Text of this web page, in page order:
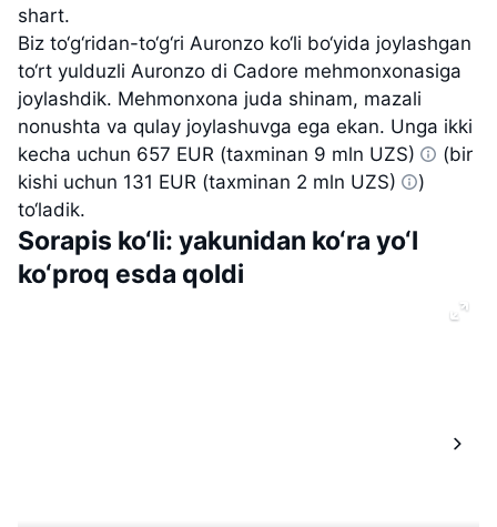
shart.
Biz to‘g‘ridan-to‘g‘ri Auronzo ko‘li bo‘yida joylashgan
to‘rt yulduzli Auronzo di Cadore mehmonxonasiga
joylashdik. Mehmonxona juda shinam, mazali
nonushta va qulay joylashuvga ega ekan. Unga ikki
kecha uchun 657 EUR (taxminan 9 mln UZS)
(bir
kishi uchun 131 EUR (taxminan 2 mln UZS)
)
to‘ladik.
Sorapis ko‘li: yakunidan ko‘ra yo‘l
ko‘proq esda qoldi